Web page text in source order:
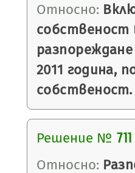
Относно:
собственост
2011 година,
собственост.
Решение №
Относно: